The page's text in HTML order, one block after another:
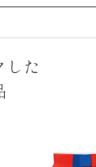
した